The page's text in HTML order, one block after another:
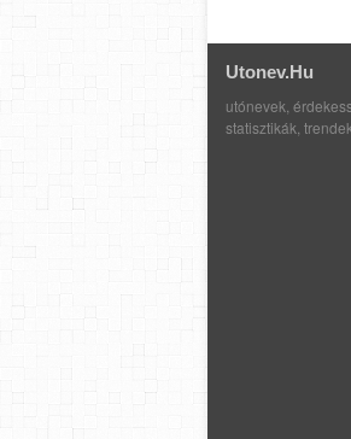
Utonev.hu
utónevek,
statisztikák,